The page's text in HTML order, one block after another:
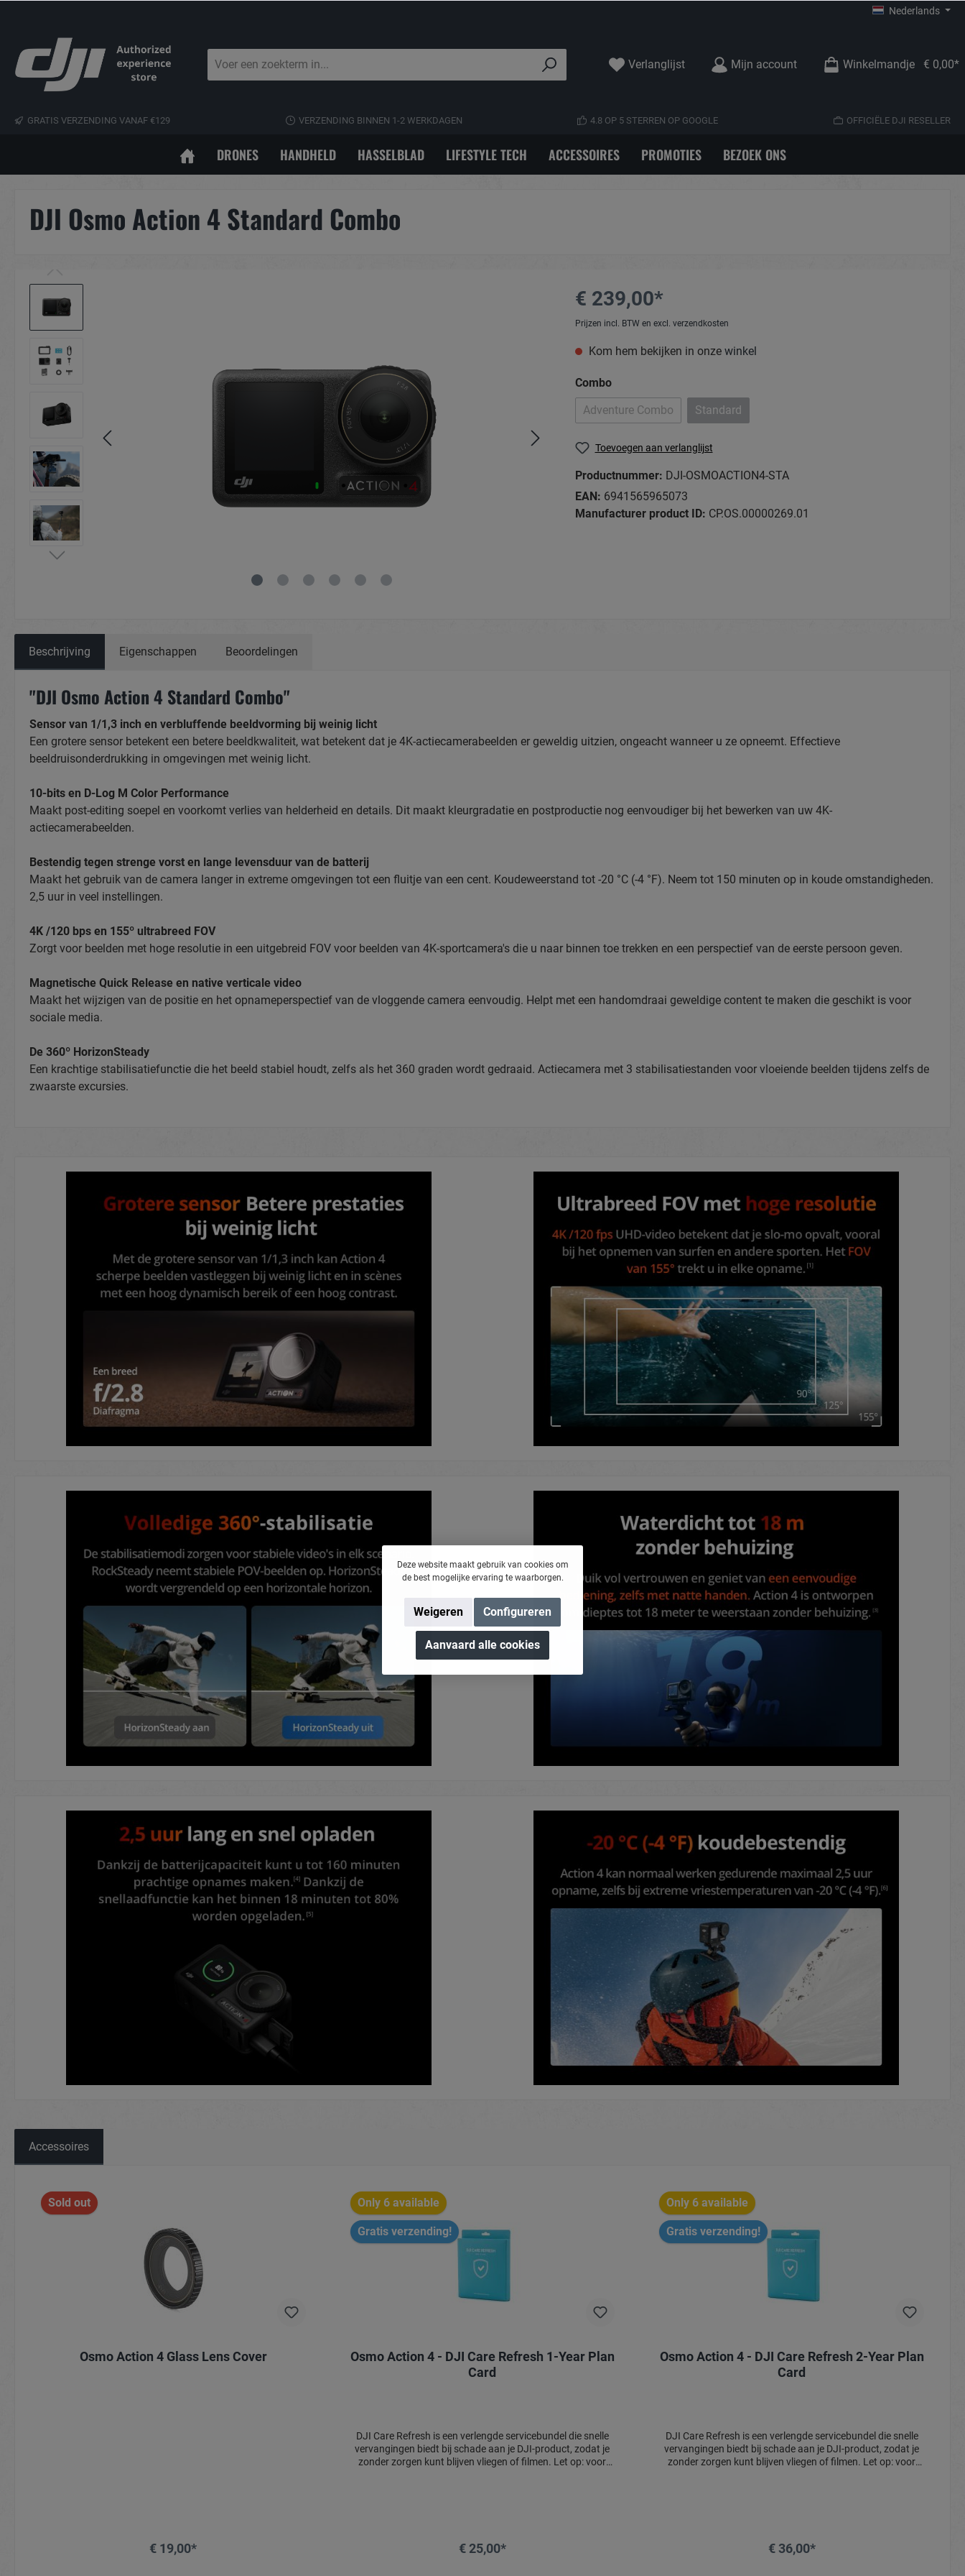
Nederlands
Verlanglijst Mijn account Winkelmandje € 0,00*
GRATIS VERZENDING VANAF €129 VERZENDING BINNEN 1-2 WERKDAGEN 4.8 OP 5 STERREN OP GOOGLE OFFICIËLE DJI RESELLER
DRONES HANDHELD HASSELBLAD LIFESTYLE TECH ACCESSOIRES PROMOTIES BEZOEK ONS
DJI Osmo Action 4 Standard Combo
€ 239,00*
Prijzen incl. BTW en excl. verzendkosten
Kom hem bekijken in onze winkel
Combo
Adventure Combo
Standard
Toevoegen aan verlanglijst
Productnummer: DJI-OSMOACTION4-STA
EAN: 6941565965073
Manufacturer product ID: CP.OS.00000269.01
Beschrijving Eigenschappen Beoordelingen
"DJI Osmo Action 4 Standard Combo"
Sensor van 1/1,3 inch en verbluffende beeldvorming bij weinig licht
Een grotere sensor betekent een betere beeldkwaliteit, wat betekent dat je 4K-actiecamerabeelden er geweldig uitzien, ongeacht wanneer u ze opneemt. Effectieve
beeldruisonderdrukking in omgevingen met weinig licht.
10-bits en D-Log M Color Performance
Maakt post-editing soepel en voorkomt verlies van helderheid en details. Dit maakt kleurgradatie en postproductie nog eenvoudiger bij het bewerken van uw 4K-
actiecamerabeelden.
Bestendig tegen strenge vorst en lange levensduur van de batterij
Maakt het gebruik van de camera langer in extreme omgevingen tot een fluitje van een cent. Koudeweerstand tot -20 °C (-4 °F). Neem tot 150 minuten op in koude omstandigheden.
2,5 uur in veel instellingen.
4K /120 bps en 155º ultrabreed FOV
Zorgt voor beelden met hoge resolutie in een uitgebreid FOV voor beelden van 4K-sportcamera's die u naar binnen toe trekken en een perspectief van de eerste persoon geven.
Magnetische Quick Release en native verticale video
Maakt het wijzigen van de positie en het opnameperspectief van de vloggende camera eenvoudig. Helpt met een handomdraai geweldige content te maken die geschikt is voor
sociale media.
De 360º HorizonSteady
Een krachtige stabilisatiefunctie die het beeld stabiel houdt, zelfs als het 360 graden wordt gedraaid. Actiecamera met 3 stabilisatiestanden voor vloeiende beelden tijdens zelfs de
zwaarste excursies.
Accessoires
Sold out
Osmo Action 4 Glass Lens Cover
€ 19,00*
Only 6 available
Gratis verzending!
Osmo Action 4 - DJI Care Refresh 1-Year Plan
Card
DJI Care Refresh is een verlengde servicebundel die snelle
vervangingen biedt bij schade aan je DJI-product, zodat je
zonder zorgen kunt blijven vliegen of filmen. Let op: voor
€ 25,00*
Only 6 available
Gratis verzending!
Osmo Action 4 - DJI Care Refresh 2-Year Plan
Card
DJI Care Refresh is een verlengde servicebundel die snelle
vervangingen biedt bij schade aan je DJI-product, zodat je
zonder zorgen kunt blijven vliegen of filmen. Let op: voor
€ 36,00*
Deze website maakt gebruik van cookies om
de best mogelijke ervaring te waarborgen.
Weigeren Configureren
Aanvaard alle cookies